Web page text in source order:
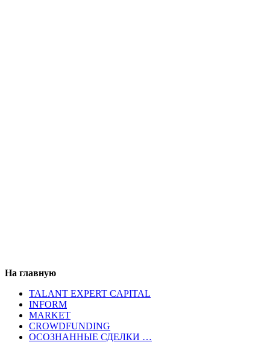
На главную
TALANT EXPERT CAPITAL
INFORM
MARKET
CROWDFUNDING
ОСОЗНАННЫЕ СДЕЛКИ …